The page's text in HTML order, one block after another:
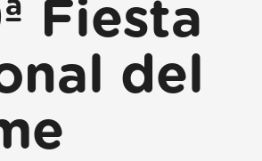
Fiesta
del